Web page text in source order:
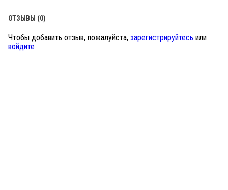
ОТЗЫВЫ (0)
Чтобы добавить отзыв, пожалуйста, зарегистрируйтесь или
войдите